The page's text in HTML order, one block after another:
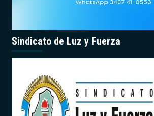
Sindicato de Luz y Fuerza